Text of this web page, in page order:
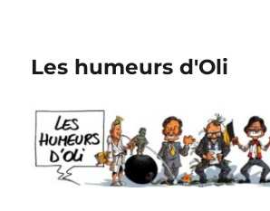
Les humeurs d'Oli